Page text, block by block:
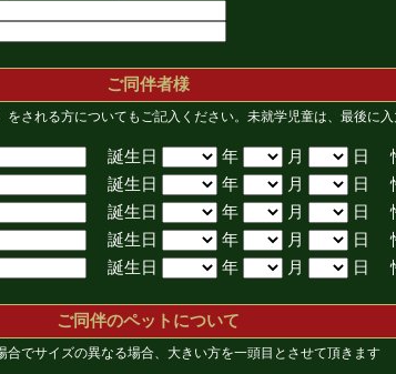
ご同伴者様
される方についてもご記入ください。未就学児童は、最後に入
誕生日 年 月
日
誕生日 年 月
日
誕生日 年 月
日
誕生日 年 月
日
誕生日 年 月 日
ご同伴のペットについて
でサイズの異なる場合、大きい方を一頭目とさせて頂きます